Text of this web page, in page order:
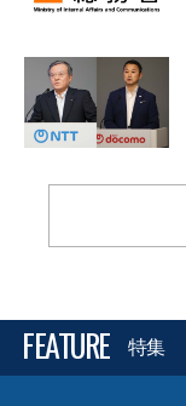
FEATURE 特集